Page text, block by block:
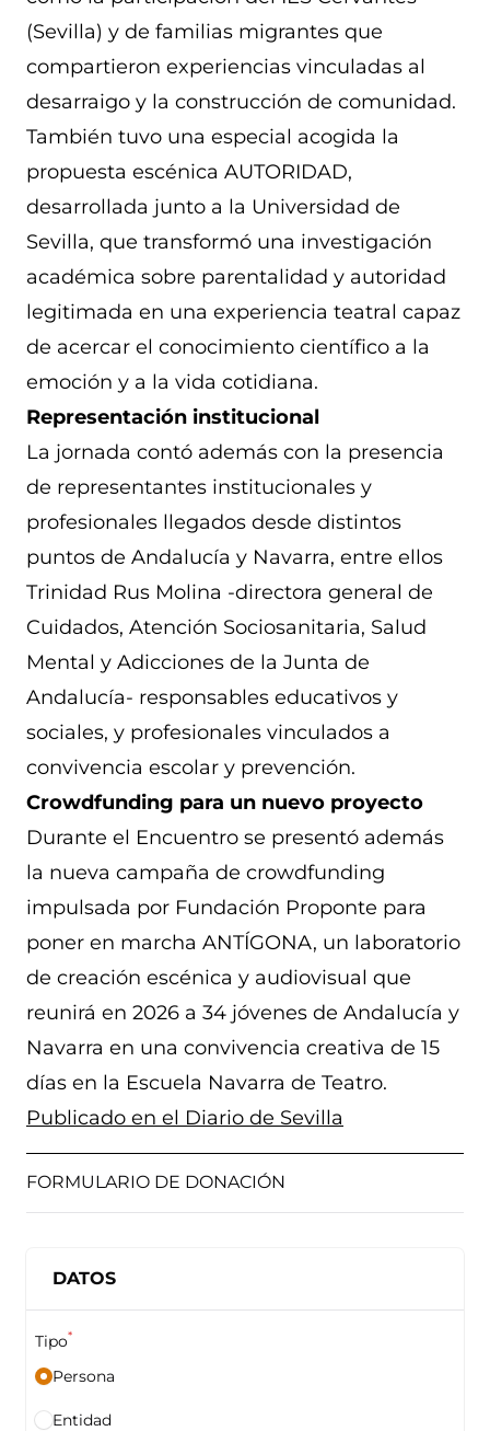
(Sevilla) y de familias migrantes que
compartieron experiencias vinculadas al
desarraigo y la construcción de comunidad.
También tuvo una especial acogida la
propuesta escénica AUTORIDAD,
desarrollada junto a la Universidad de
Sevilla, que transformó una investigación
académica sobre parentalidad y autoridad
legitimada en una experiencia teatral capaz
de acercar el conocimiento científico a la
emoción y a la vida cotidiana.
Representación institucional
La jornada contó además con la presencia
de representantes institucionales y
profesionales llegados desde distintos
puntos de Andalucía y Navarra, entre ellos
Trinidad Rus Molina -directora general de
Cuidados, Atención Sociosanitaria, Salud
Mental y Adicciones de la Junta de
Andalucía- responsables educativos y
sociales, y profesionales vinculados a
convivencia escolar y prevención.
Crowdfunding para un nuevo proyecto
Durante el Encuentro se presentó además
la nueva campaña de crowdfunding
impulsada por Fundación Proponte para
poner en marcha ANTÍGONA, un laboratorio
de creación escénica y audiovisual que
reunirá en 2026 a 34 jóvenes de Andalucía y
Navarra en una convivencia creativa de 15
días en la Escuela Navarra de Teatro.
Publicado en el Diario de Sevilla
FORMULARIO DE DONACIÓN
DATOS
Tipo*
Persona
Entidad